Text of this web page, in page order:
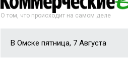
О том, что происходит на самом деле
В Омске пятница, 7 Августа